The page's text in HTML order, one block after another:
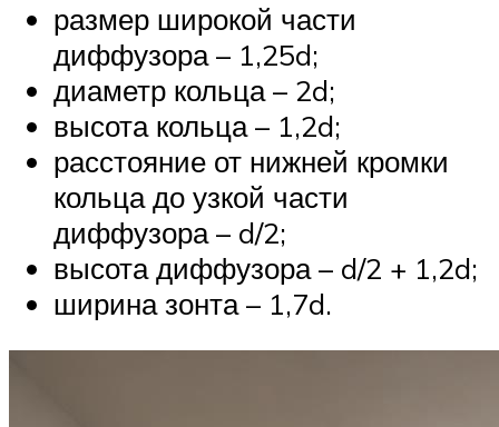
размер широкой части
диффузора – 1,25d;
диаметр кольца – 2d;
высота кольца – 1,2d;
расстояние от нижней кромки
кольца до узкой части
диффузора – d/2;
высота диффузора – d/2 + 1,2d;
ширина зонта – 1,7d.